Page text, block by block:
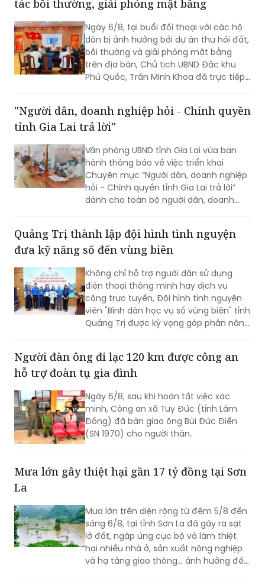
nâng cao chất lượng phục vụ Nhân
dân, cơ quan, tổ chức. Tiếp và làm việc
với đoàn có Đại tá Huỳnh Thanh Lâm,
Phó Giám đốc Công an tỉnh; cùng đại
diện lãnh đạo một số phòng nghiệp vụ
Công an tỉnh.
tác bồi thường, giải phóng mặt bằng
Ngày 6/8, tại buổi đối thoại với các hộ
dân bị ảnh hưởng bởi dự án thu hồi đất,
bồi thường và giải phóng mặt bằng
trên địa bàn, Chủ tịch UBND Đặc khu
Phú Quốc, Trần Minh Khoa đã trực tiếp
nhằm bảo đảm tối đa quyền, lợi ích
hợp pháp của bà con.
"Người dân, doanh nghiệp hỏi - Chính quyền
tỉnh Gia Lai trả lời"
Văn phòng UBND tỉnh Gia Lai vừa ban
hành thông báo về việc triển khai
Chuyên mục “Người dân, doanh nghiệp
hỏi - Chính quyền tỉnh Gia Lai trả lời”
dành cho toàn bộ người dân, doanh
Chương trình sẽ được triển khai trong
tháng 8/2026.
Quảng Trị thành lập đội hình tình nguyện
đưa kỹ năng số đến vùng biên
Không chỉ hỗ trợ người dân sử dụng
điện thoại thông minh hay dịch vụ
công trực tuyến, Đội hình tình nguyện
viên "Bình dân học vụ số vùng biên" tỉnh
Quảng Trị được kỳ vọng góp phần nâng
khu vực biên giới.
Người đàn ông đi lạc 120 km được công an
hỗ trợ đoàn tụ gia đình
Ngày 6/8, sau khi hoàn tất việc xác
minh, Công an xã Tuy Đức (tỉnh Lâm
Đồng) đã bàn giao ông Bùi Đức Điền
(SN 1970) cho người thân.
Mưa lớn gây thiệt hại gần 17 tỷ đồng tại Sơn
La
Mưa lớn trên diện rộng từ đêm 5/8 đến
sáng 6/8, tại tỉnh Sơn La đã gây ra sạt
lở đất, ngập úng cục bộ và làm thiệt
hại nhiều nhà ở, sản xuất nông nghiệp
và hạ tầng giao thông… ảnh hưởng đến